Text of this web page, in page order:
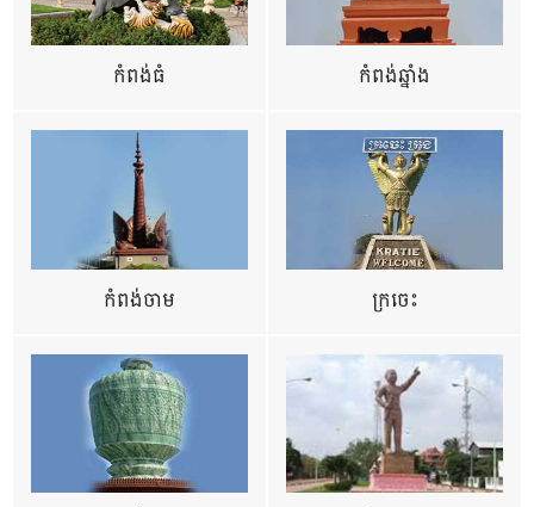
កំពង់ធំ កំពង់ឆ្នាំង
កំពង់ចាម ក្រចេះ